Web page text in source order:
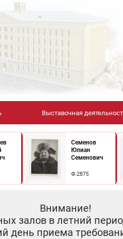
Выставочная
Семенов
Юлиан
Семенович
Ф.2875
Внимание!
залов в летний
день приема